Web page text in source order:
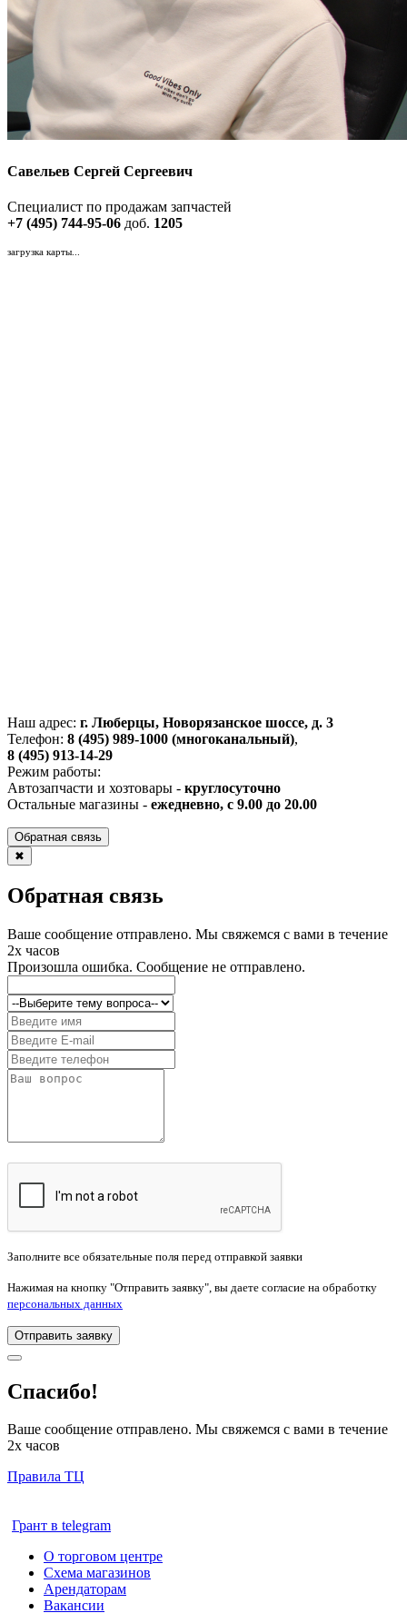
Савельев Сергей Сергеевич
Специалист по продажам запчастей
+7 (495) 744-95-06 доб. 1205
загрузка карты...
Наш адрес: г. Люберцы, Новорязанское шоссе, д. 3
Телефон: 8 (495) 989-1000 (многоканальный),
8 (495) 913-14-29
Режим работы:
Автозапчасти и хозтовары - круглосуточно
Остальные магазины - ежедневно, с 9.00 до 20.00
Обратная связь
✖
Обратная связь
Ваше сообщение отправлено. Мы свяжемся с вами в течение
2х часов
Произошла ошибка. Сообщение не отправлено.
Заполните все обязательные поля перед отправкой заявки
Нажимая на кнопку "Отправить заявку", вы даете согласие на обработку
персональных данных
Отправить заявку
Спасибо!
Ваше сообщение отправлено. Мы свяжемся с вами в течение
2х часов
Правила ТЦ
Грант в telegram
О торговом центре
Схема магазинов
Арендаторам
Вакансии